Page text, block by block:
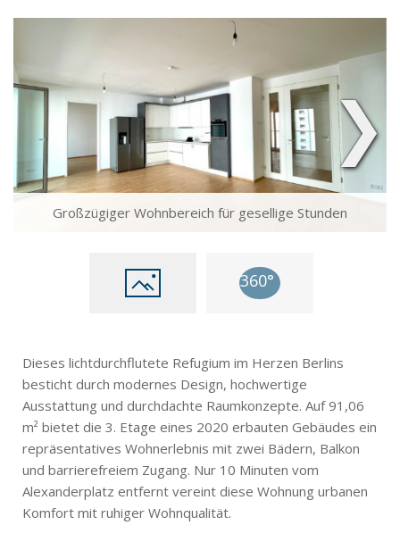
Großzügiger Wohnbereich für gesellige Stunden
❯
Dieses lichtdurchflutete Refugium im Herzen Berlins
besticht durch modernes Design, hochwertige
Ausstattung und durchdachte Raumkonzepte. Auf 91,06
m² bietet die 3. Etage eines 2020 erbauten Gebäudes ein
repräsentatives Wohnerlebnis mit zwei Bädern, Balkon
und barrierefreiem Zugang. Nur 10 Minuten vom
Alexanderplatz entfernt vereint diese Wohnung urbanen
Komfort mit ruhiger Wohnqualität.